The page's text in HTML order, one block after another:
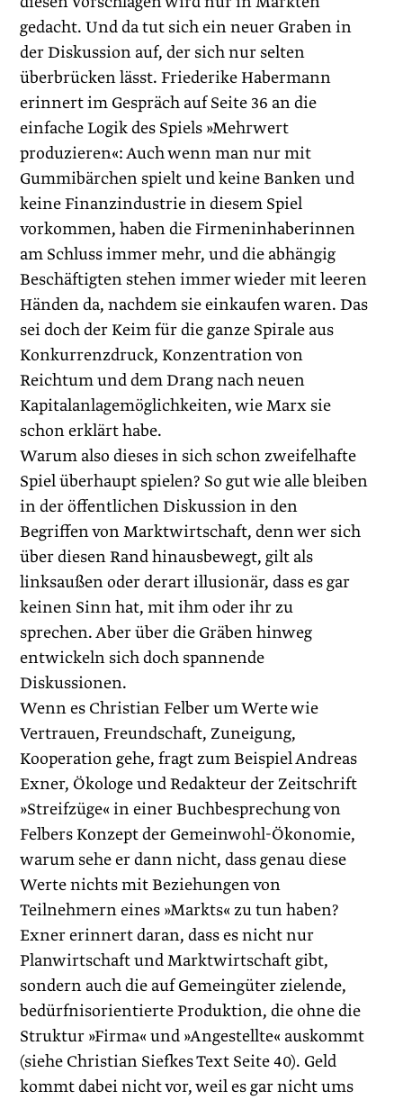
gedacht. Und da tut sich ein neuer Graben in
der Diskussion auf, der sich nur selten
überbrücken lässt. Friederike Habermann
erinnert im Gespräch auf Seite 36 an die
einfache Logik des Spiels »Mehrwert
produzieren«: Auch wenn man nur mit
Gummibärchen spielt und keine Banken und
keine Finanzindus­trie in diesem Spiel
vorkommen, haben die Firmeninhaberinnen
am Schluss immer mehr, und die abhängig
Beschäftigten stehen immer wieder mit leeren
Händen da, nachdem sie einkaufen waren. Das
sei doch der Keim für die ganze Spirale aus
Konkurrenzdruck, Konzen­tration von
Reichtum und dem Drang nach neuen
Kapitalanlagemöglichkeiten, wie Marx sie
schon erklärt habe.
Warum also dieses in sich schon zweifelhafte
Spiel überhaupt spielen? So gut wie alle bleiben
in der öffentlichen Diskussion in den
Begriffen von Marktwirtschaft, denn wer sich
über diesen Rand hinausbewegt, gilt als
linksaußen oder derart illusionär, dass es gar
keinen Sinn hat, mit ihm oder ihr zu
sprechen. Aber über die Gräben hinweg
entwickeln sich doch spannende
Diskussionen.
Wenn es Christian Felber um Werte wie
Vertrauen, Freundschaft, Zuneigung,
Kooperation gehe, fragt zum Beispiel Andreas
Exner, Ökologe und Redakteur der Zeitschrift
»Streifzüge« in einer Buchbesprechung von
Felbers Konzept der Gemeinwohl-Ökonomie,
warum sehe er dann nicht, dass genau diese
Werte nichts mit Beziehungen von
Teilnehmern eines »Markts« zu tun haben?
Exner erinnert daran, dass es nicht nur
Planwirtschaft und Marktwirtschaft gibt,
sondern auch die auf Gemeingüter zielende,
bedürfnisorientierte Produktion, die ohne die
Struktur »Firma« und »Angestellte« auskommt
(siehe Christian Siefkes Text Seite 40). Geld
kommt dabei nicht vor, weil es gar nicht ums